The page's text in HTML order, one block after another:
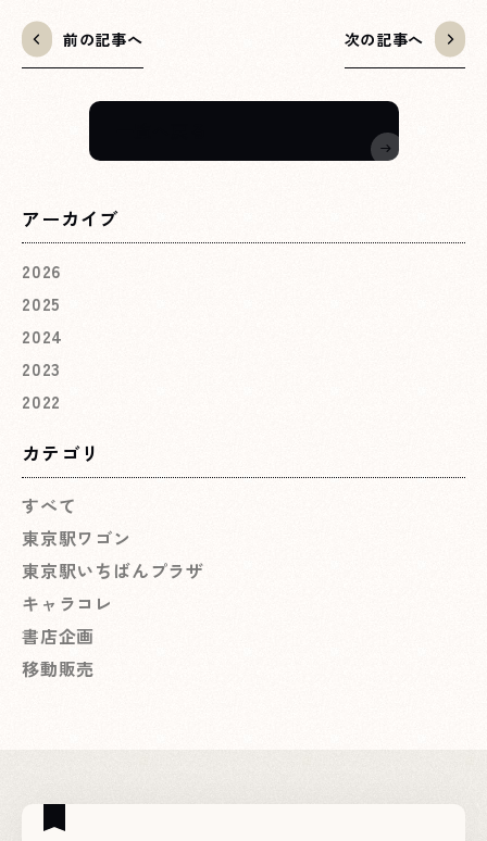
前の記事へ 次の記事へ
アーカイブ
2026
2025
2024
2023
2022
カテゴリ
すべて
東京駅ワゴン
東京駅いちばんプラザ
キャラコレ
書店企画
移動販売